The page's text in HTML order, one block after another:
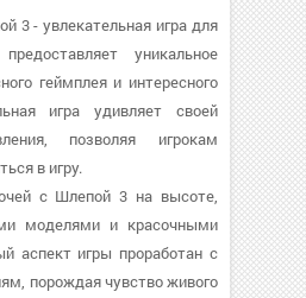
3 - увлекательная игра для
уникальное
геймплея и интересного
игра удивляет своей
позволяя игрокам
в игру.
с Шлепой 3 на высоте,
моделями и красочными
аспект игры проработан с
порождая чувство живого